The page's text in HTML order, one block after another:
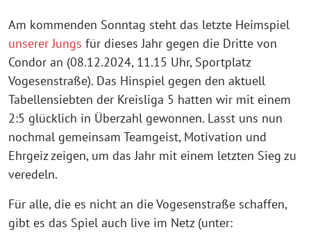
Am kommenden Sonntag steht das letzte Heimspiel
unserer Jungs für dieses Jahr gegen die Dritte von
Condor an (08.12.2024, 11.15 Uhr, Sportplatz
Vogesenstraße). Das Hinspiel gegen den aktuell
Tabellensiebten der Kreisliga 5 hatten wir mit einem
2:5 glücklich in Überzahl gewonnen. Lasst uns nun
nochmal gemeinsam Teamgeist, Motivation und
Ehrgeiz zeigen, um das Jahr mit einem letzten Sieg zu
veredeln.
Für alle, die es nicht an die Vogesenstraße schaffen,
gibt es das Spiel auch live im Netz (unter: